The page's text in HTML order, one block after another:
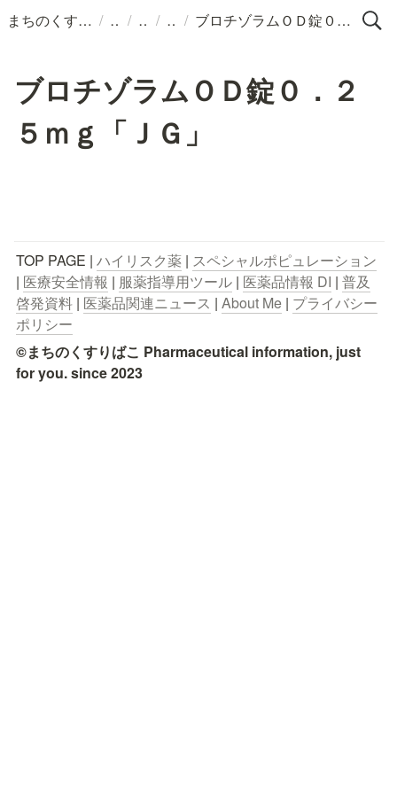
まちのくすりばこ / / / / ブロチゾラムＯＤ錠０．２５ｍｇ「ＪＧ」
ブロチゾラムＯＤ錠０．２
５ｍｇ「ＪＧ」
TOP PAGE | ハイリスク薬 | スペシャルポピュレーション
| 医療安全情報 | 服薬指導用ツール | 医薬品情報 DI | 普及
啓発資料 | 医薬品関連ニュース | About Me | プライバシー
ポリシー
©まちのくすりばこ Pharmaceutical information, just
for you. since 2023